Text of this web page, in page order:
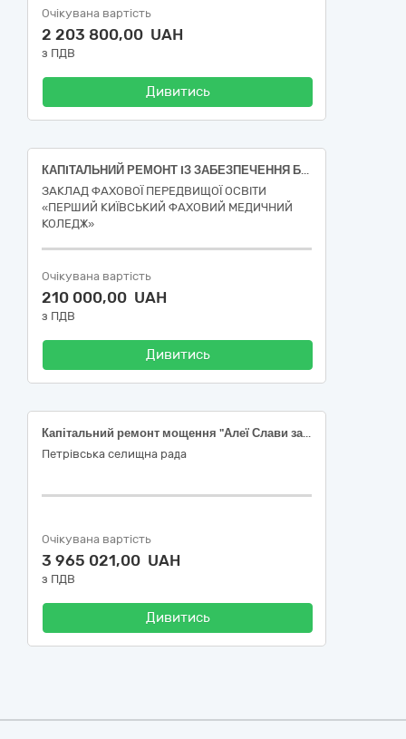
Очікувана вартість
2 203 800,00 UAH
з ПДВ
Дивитись
КАПIТАЛЬНИЙ РЕМОНТ IЗ ЗАБЕЗПЕЧЕННЯ БЕЗБАР’ЄРНОГО ПРОСТОРУ (ОБЛАШТУВАННЯ ПАНДУСУ) КОРПУСУ № 4 ЗАКЛАДУ ФАХОВОЇ ПЕРЕДВИЩОЇ ОСВIТИ "ПЕРШИЙ КИЇВСЬКИЙ ФАХОВИЙ МЕДИЧНИЙ КОЛЕДЖ" ЗА АДРЕСОЮ: ВУЛ. IГОРЯ ТУРЧИНА, БУД. 6 У ШЕВЧЕНКIВСЬКОМУ РАЙОНI М. КИЄВА
ЗАКЛАД ФАХОВОЇ ПЕРЕДВИЩОЇ ОСВІТИ
«ПЕРШИЙ КИЇВСЬКИЙ ФАХОВИЙ МЕДИЧНИЙ
КОЛЕДЖ»
Очікувана вартість
210 000,00 UAH
з ПДВ
Дивитись
Капітальний ремонт мощення "Алеї Слави загиблих воїнів" на центральному кладовищі селища Петрове Олександрійського району Кіровоградської області код 45453000-7 - Капітальний ремонт і реставрація за ДК 021:2015 Єдиного закупівельного словника
Петрівська селищна рада
Очікувана вартість
3 965 021,00 UAH
з ПДВ
Дивитись